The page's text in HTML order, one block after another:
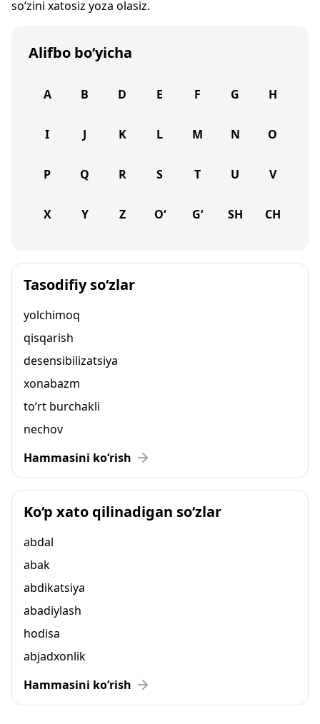
so‘zini xatosiz yoza olasiz.
Alifbo bo‘yicha
A B D E F G H
I J K L M N O
P Q R S T U V
X Y Z O‘ G‘ SH CH
Tasodifiy so‘zlar
yolchimoq
qisqarish
desensibilizatsiya
xonabazm
to‘rt burchakli
nechov
Hammasini ko‘rish
Ko‘p xato qilinadigan so‘zlar
abdal
abak
abdikatsiya
abadiylash
hodisa
abjadxonlik
Hammasini ko‘rish